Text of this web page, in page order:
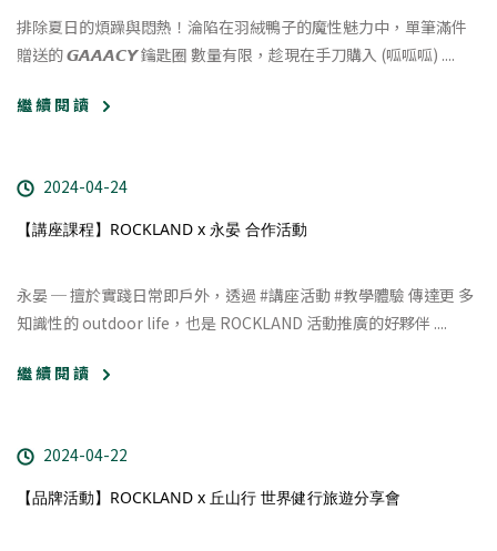
排除夏日的煩躁與悶熱！ 淪陷在羽絨鴨子的魔性魅力中，單筆滿件
贈送的 𝙂𝘼𝘼𝘼𝘾𝙔 鑰匙圈 數量有限，趁現在手刀購入 (呱呱呱) ....
繼 續 閱 讀
2024-04-24
【講座課程】ROCKLAND x 永晏 合作活動
永晏 ─ 擅於實踐日常即戶外，透過 #講座活動 #教學體驗 傳達更 多
知識性的 outdoor life，也是 ROCKLAND 活動推廣的好夥伴 ....
繼 續 閱 讀
2024-04-22
【品牌活動】ROCKLAND x 丘山行 世界健行旅遊分享會